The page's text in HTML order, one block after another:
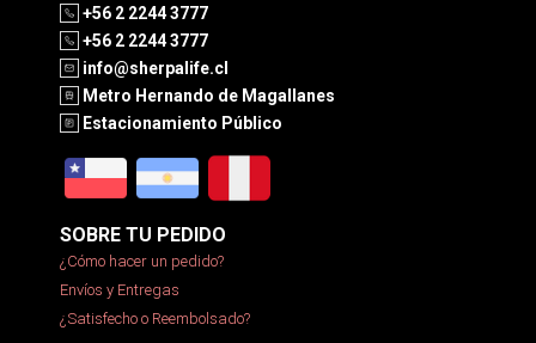
+56 2 2244 3777
+56 2 2244 3777
info@sherpalife.cl
Metro Hernando de Magallanes
Estacionamiento Público
SOBRE TU PEDIDO
¿Cómo hacer un pedido?
Envíos y Entregas
¿Satisfecho o Reembolsado?